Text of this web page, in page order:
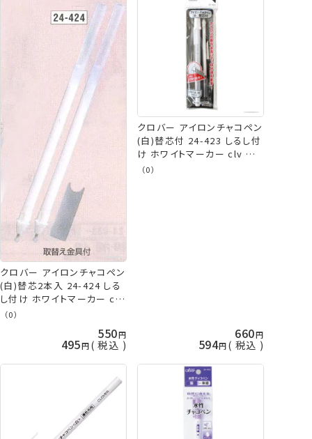
クロバー アイロンチャコペン
(白)替芯2本入 24-424 しる
し付け ホワイトマーカー clv
ネコポス可 手芸の山久
（0）
550
495 税込
クロバー アイロンチャコペン
(白)替芯付 24-423 しるし付
け ホワイトマーカー clv ネ
コポス可 手芸の山久
（0）
660
594 税込